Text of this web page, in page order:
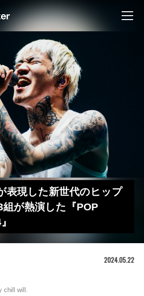
表現した新世代のヒップ
が熱演した『POP
2024.05.22
chill will.